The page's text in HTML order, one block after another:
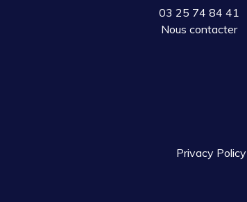
03 25 74 84 41
Nous contacter
Privacy Policy